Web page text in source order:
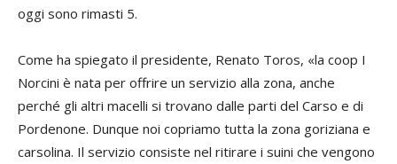
oggi sono rimasti 5.
Come ha spiegato il presidente, Renato Toros, «la coop I
Norcini è nata per offrire un servizio alla zona, anche
perché gli altri macelli si trovano dalle parti del Carso e di
Pordenone. Dunque noi copriamo tutta la zona goriziana e
carsolina. Il servizio consiste nel ritirare i suini che vengono